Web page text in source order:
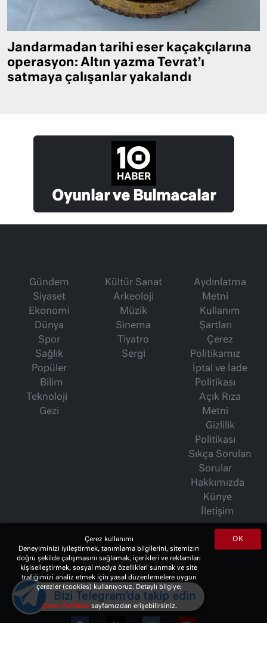
Jandarmadan tarihi eser kaçakçılarına
operasyon: Altın yazma Tevrat’ı
satmaya çalışanlar yakalandı
Oyunlar ve Bulmacalar
Gündem
Siyaset
Ekonomi
Dünya
Spor
Sağlık
Popüler
Bilim
Teknoloji
Gezi
Kültür Sanat
Arkeoloji
Müzik
Sinema
Tiyatro
Sergi
Aydınlatma
Metni
Kullanım
Şartları
Çerez
Politikamız
İptal ve İade
Politikası
Açık Rıza
Metni
Gizlilik
Politikası
Sıkça Sorulan
Sorular
Hakkımızda
Künye
İletişim
İsmet Berkan Yazıları
Ertuğrul Özkök Yazıları
Haftalık Gazete
OK
Çerez kullanımı
Deneyiminizi iyileştirmek, tanımlama bilgilerini, sitemizin
doğru şekilde çalışmasını sağlamak, içerikleri ve reklamları
kişiselleştirmek, sosyal medya özellikleri sunmak ve site
trafiğimizi analiz etmek için yasal düzenlemelere uygun
çerezler (cookies) kullanıyoruz. Detaylı bilgiye;
Çerez Politikasısayfamızdan erişebilirsiniz.
Bizi Telegram'da takip edin